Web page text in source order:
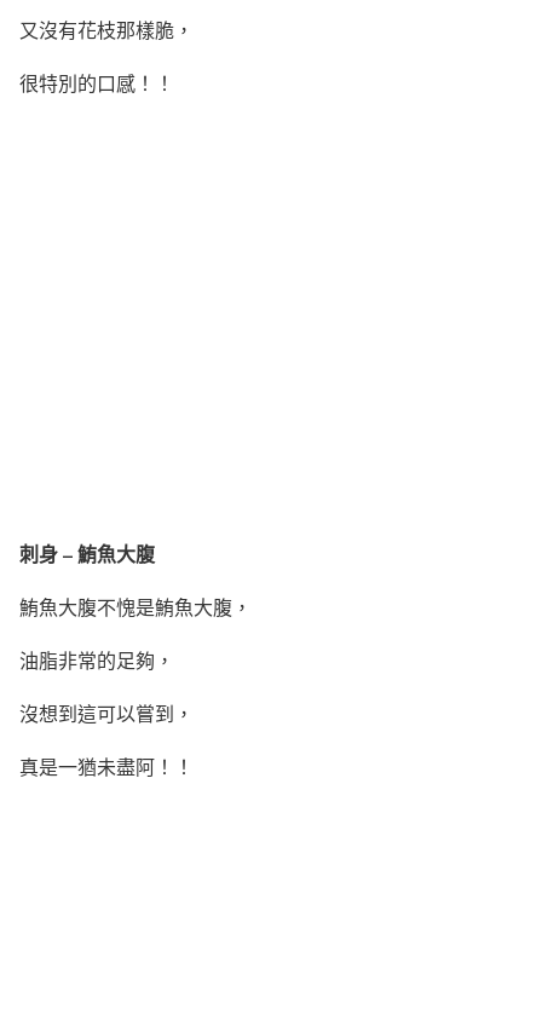
又沒有花枝那樣脆，
很特別的口感！！
刺身 – 鮪魚大腹
鮪魚大腹不愧是鮪魚大腹，
油脂非常的足夠，
沒想到這可以嘗到，
真是一猶未盡阿！！